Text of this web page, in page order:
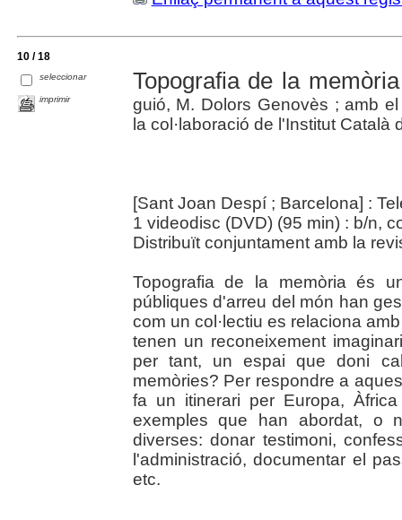
10 / 18
seleccionar
imprimir
Topografia de la memòria
guió, M. Dolors Genovès ; amb
la col·laboració de l'Institut Català
[Sant Joan Despí ; Barcelona] :
1 videodisc (DVD) (95 min) : b/n,
Distribuït conjuntament amb la
Topografia de la memòria és
públiques d'arreu del món han
com un col·lectiu es relaciona
tenen un reconeixement
per tant, un espai que doni
memòries? Per respondre a
fa un itinerari per Europa,
exemples que han abordat, o
diverses: donar testimoni,
l'administració, documentar el
etc.